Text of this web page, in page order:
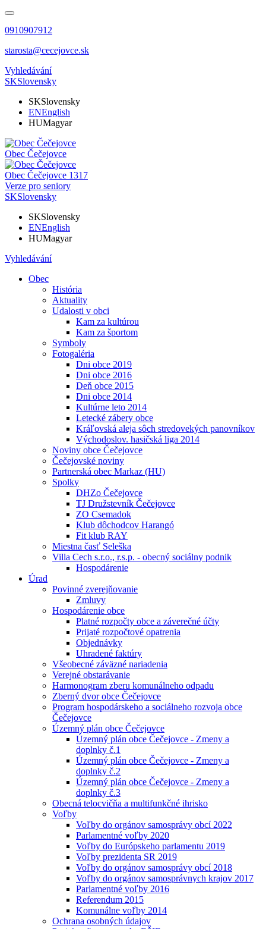
0910907912
starosta@cecejovce.sk
Vyhledávání
SKSlovensky
SKSlovensky
ENEnglish
HUMagyar
Obec Čečejovce
Obec Čečejovce 1317
Verze pro seniory
SKSlovensky
SKSlovensky
ENEnglish
HUMagyar
Vyhledávání
Obec
História
Aktuality
Udalosti v obci
Kam za kultúrou
Kam za športom
Symboly
Fotogaléria
Dni obce 2019
Dni obce 2016
Deň obce 2015
Dni obce 2014
Kultúrne leto 2014
Letecké zábery obce
Kráľovská aleja sôch stredovekých panovníkov
Východoslov. hasičská liga 2014
Noviny obce Čečejovce
Čečejovské noviny
Partnerská obec Markaz (HU)
Spolky
DHZo Čečejovce
TJ Družstevník Čečejovce
ZO Csemadok
Klub dôchodcov Harangó
Fit klub RAY
Miestna časť Seleška
Villa Cech s.r.o., r.s.p. - obecný sociálny podnik
Hospodárenie
Úrad
Povinné zverejňovanie
Zmluvy
Hospodárenie obce
Platné rozpočty obce a záverečné účty
Prijaté rozpočtové opatrenia
Objednávky
Uhradené faktúry
Všeobecné záväzné nariadenia
Verejné obstarávanie
Harmonogram zberu komunálneho odpadu
Zberný dvor obce Čečejovce
Program hospodárskeho a sociálneho rozvoja obce
Čečejovce
Územný plán obce Čečejovce
Územný plán obce Čečejovce - Zmeny a
doplnky č.1
Územný plán obce Čečejovce - Zmeny a
doplnky č.2
Územný plán obce Čečejovce - Zmeny a
doplnky č.3
Obecná telocvičňa a multifunkčné ihrisko
Voľby
Voľby do orgánov samosprávy obcí 2022
Parlamentné voľby 2020
Voľby do Európskeho parlamentu 2019
Voľby prezidenta SR 2019
Voľby do orgánov samosprávy obcí 2018
Voľby do orgánov samosprávnych krajov 2017
Parlamentné voľby 2016
Referendum 2015
Komunálne voľby 2014
Ochrana osobných údajov